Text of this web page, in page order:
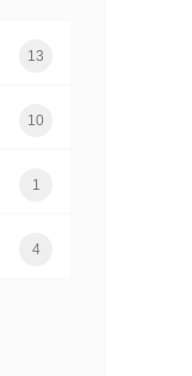
13
10
1
4